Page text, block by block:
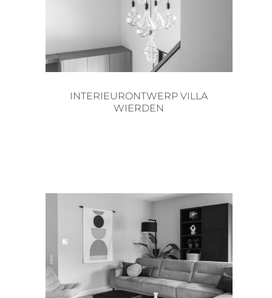
INTERIEURONTWERP VILLA
WIERDEN